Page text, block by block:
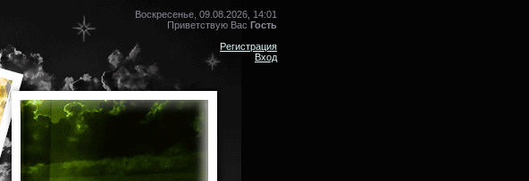
Воскресенье, 09.08.2026, 14:01
Приветствую Вас Гость
Регистрация
Вход